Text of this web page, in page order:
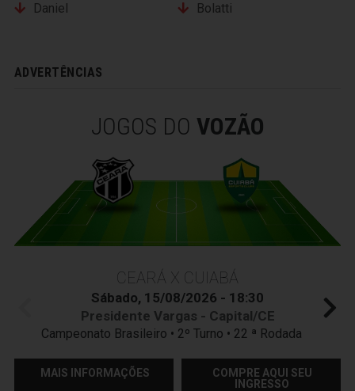
Daniel
Bolatti
ADVERTÊNCIAS
JOGOS DO VOZÃO
CEARÁ X CUIABÁ
Sábado, 15/08/2026 - 18:30
Presidente Vargas - Capital/CE
Campeonato Brasileiro • 2º Turno • 22 ª Rodada
MAIS INFORMAÇÕES
COMPRE AQUI SEU
INGRESSO